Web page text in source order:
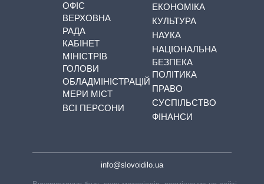
ОФІС
ВЕРХОВНА
РАДА
КАБІНЕТ
МІНІСТРІВ
ГОЛОВИ
ОБЛАДМІНІСТРАЦІЙ
МЕРИ МІСТ
ВСІ ПЕРСОНИ
ЕКОНОМІКА
КУЛЬТУРА
НАУКА
НАЦІОНАЛЬНА
БЕЗПЕКА
ПОЛІТИКА
ПРАВО
СУСПІЛЬСТВО
ФІНАНСИ
info@slovoidilo.ua